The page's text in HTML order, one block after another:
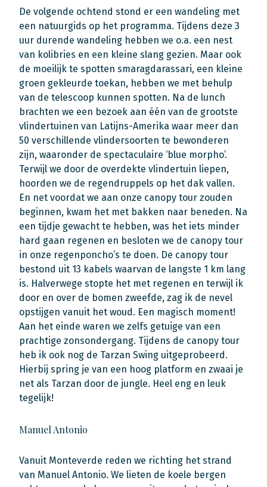
De volgende ochtend stond er een wandeling met
een natuurgids op het programma. Tijdens deze 3
uur durende wandeling hebben we o.a. een nest
van kolibries en een kleine slang gezien. Maar ook
de moeilijk te spotten smaragdarassari, een kleine
groen gekleurde toekan, hebben we met behulp
van de telescoop kunnen spotten. Na de lunch
brachten we een bezoek aan één van de grootste
vlindertuinen van Latijns-Amerika waar meer dan
50 verschillende vlindersoorten te bewonderen
zijn, waaronder de spectaculaire ‘blue morpho’.
Terwijl we door de overdekte vlindertuin liepen,
hoorden we de regendruppels op het dak vallen.
En net voordat we aan onze canopy tour zouden
beginnen, kwam het met bakken naar beneden. Na
een tijdje gewacht te hebben, was het iets minder
hard gaan regenen en besloten we de canopy tour
in onze regenponcho’s te doen. De canopy tour
bestond uit 13 kabels waarvan de langste 1 km lang
is. Halverwege stopte het met regenen en terwijl ik
door en over de bomen zweefde, zag ik de nevel
opstijgen vanuit het woud. Een magisch moment!
Aan het einde waren we zelfs getuige van een
prachtige zonsondergang. Tijdens de canopy tour
heb ik ook nog de Tarzan Swing uitgeprobeerd.
Hierbij spring je van een hoog platform en zwaai je
net als Tarzan door de jungle. Heel eng en leuk
tegelijk!
Manuel Antonio
Vanuit Monteverde reden we richting het strand
van Manuel Antonio. We lieten de koele bergen